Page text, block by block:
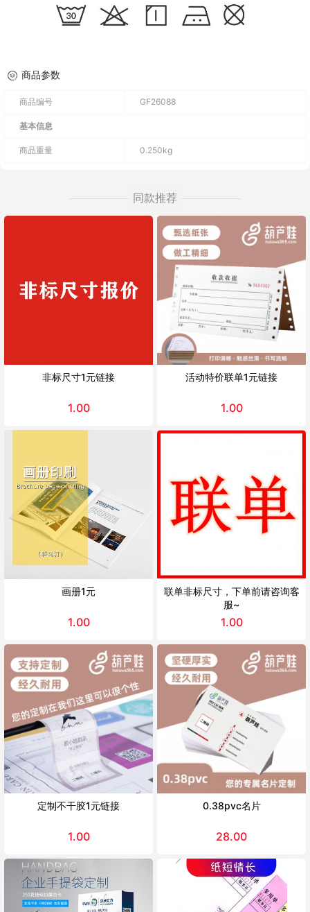
商品参数
商品编号 GF26088
基本信息
商品重量 0.250kg
同款推荐
非标尺寸1元链接
1.00
活动特价联单1元链接
1.00
画册1元
1.00
联单非标尺寸，下单前请咨询客
服~
1.00
定制不干胶1元链接
1.00
0.38pvc名片
28.00